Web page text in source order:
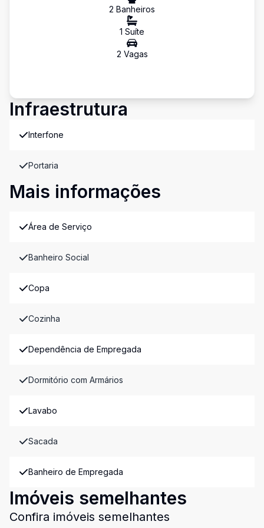
2 Banheiros
1 Suíte
2 Vagas
Infraestrutura
Interfone
Portaria
Mais informações
Área de Serviço
Banheiro Social
Copa
Cozinha
Dependência de Empregada
Dormitório com Armários
Lavabo
Sacada
Banheiro de Empregada
Imóveis semelhantes
Confira imóveis semelhantes